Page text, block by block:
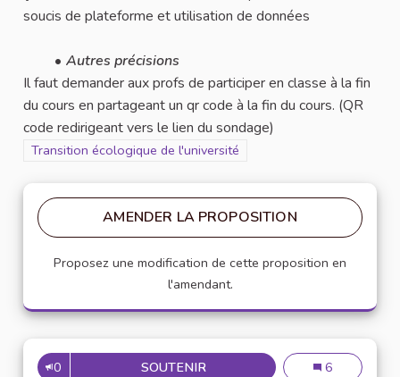
soucis de plateforme et utilisation de données
Autres précisions
Il faut demander aux profs de participer en classe à la fin
du cours en partageant un qr code à la fin du cours. (QR
code redirigeant vers le lien du sondage)
Filtrer les résultats pour le secteur : Transition écologique de
Transition écologique de l'université
AMENDER LA PROPOSITION
Proposez une modification de cette proposition en
l'amendant.
0 SOUTENIRCRÉATION DE SONDAGES
Création de
6